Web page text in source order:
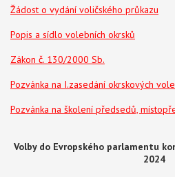
Žádost o vydání voličského průkazu
Popis a sídlo volebních okrsků
Zákon č. 130/2000 Sb.
Pozvánka na I.zasedání okrskových
Pozvánka na školení předsedů,
Volby do Evropského parlamentu
2024